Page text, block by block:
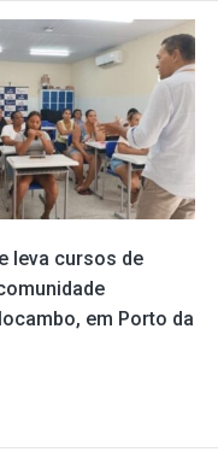
leva cursos de
em Porto da